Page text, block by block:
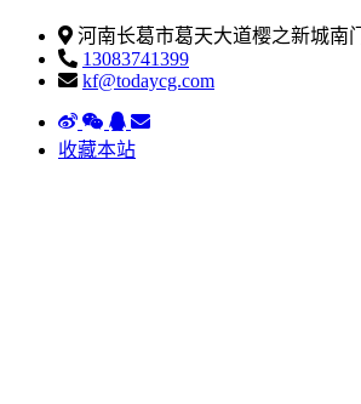
河南长葛市葛天大道樱之新城南门
13083741399
kf@todaycg.com
收藏本站